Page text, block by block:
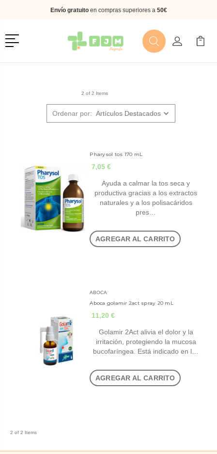
Envío gratuitoen compras superiores a 50€
Menú
BuscarMi Cuenta
Mi
2 of 2 Items
Ordenar por:
Pharysol tos 170 mL
7,05 €
Ayuda a calmar la tos seca y
productiva gracias a los extractos
naturales y a los polisacáridos
pres…
AGREGAR AL CARRITO
ABOCA
Aboca golamir 2act spray 20 mL
11,20 €
Golamir 2Act alivia el dolor y la
irritación, protegiendo la mucosa
bucofaríngea. Está indicado en l…
AGREGAR AL CARRITO
2 of 2 Items